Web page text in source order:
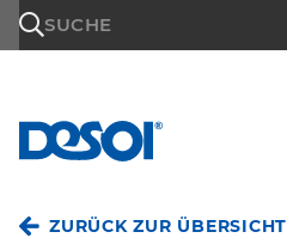
SUCHE
ZURÜCK ZUR ÜBERSICHT